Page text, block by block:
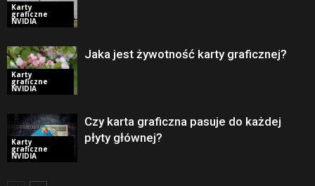
Karty
graficzne
NVIDIA
Karty
graficzne
NVIDIA
Jaka jest żywotność karty graficznej?
Karty
graficzne
NVIDIA
Czy karta graficzna pasuje do każdej
płyty głównej?